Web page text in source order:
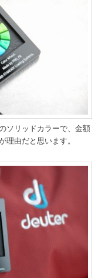
ソリッドカラーで、金額
由だと思います。